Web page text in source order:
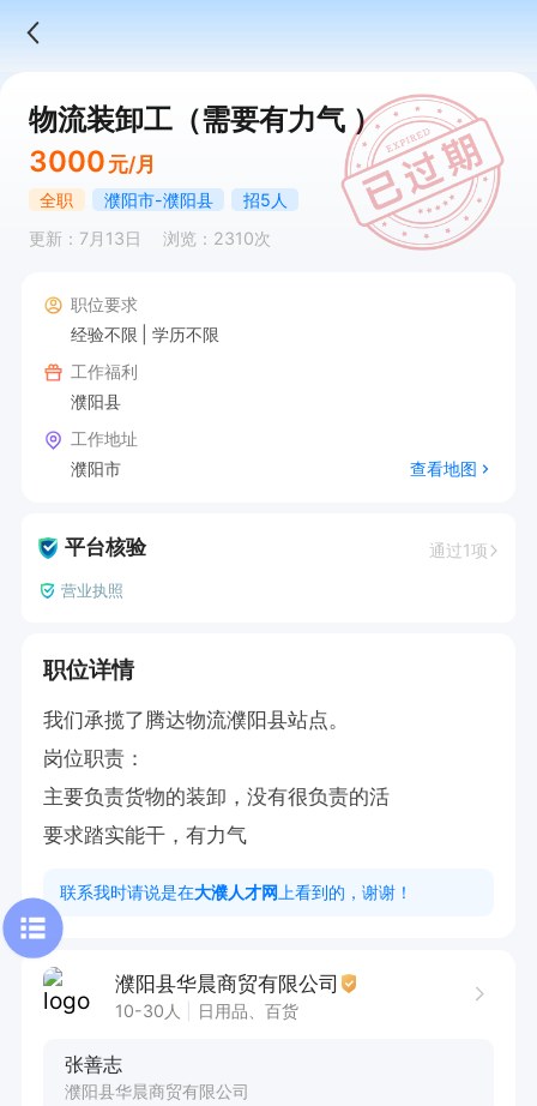
物流装卸工（需要有力气 ）
3000 元/月
全职 濮阳市-濮阳县
招5人
更新：7月13日
浏览：2310次
职位要求
经验不限
学历不限
工作福利
濮阳县
工作地址
濮阳市
查看地图
平台核验 通过1项
营业执照
职位详情
我们承揽了腾达物流濮阳县站点。
岗位职责：
主要负责货物的装卸，没有很负责的活
要求踏实能干，有力气
联系我时请说是在大濮人才网 上看到的，谢谢！
濮阳县华晨商贸有限公司
10-30人 日用品、百货
张善志
濮阳县华晨商贸有限公司